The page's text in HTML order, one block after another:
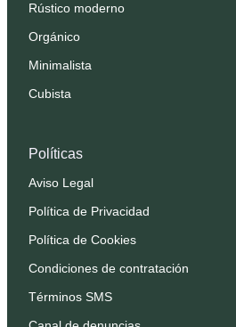
Rústico moderno
Orgánico
Minimalista
Cubista
Políticas
Aviso Legal
Política de Privacidad
Política de Cookies
Condiciones de contratación
Términos SMS